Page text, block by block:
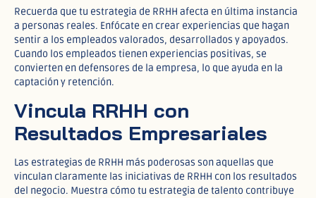
Recuerda que tu estrategia de RRHH afecta en última instancia
a personas reales. Enfócate en crear experiencias que hagan
sentir a los empleados valorados, desarrollados y apoyados.
Cuando los empleados tienen experiencias positivas, se
convierten en defensores de la empresa, lo que ayuda en la
captación y retención.
Vincula RRHH con
Resultados Empresariales
Las estrategias de RRHH más poderosas son aquellas que
vinculan claramente las iniciativas de RRHH con los resultados
del negocio. Muestra cómo tu estrategia de talento contribuye